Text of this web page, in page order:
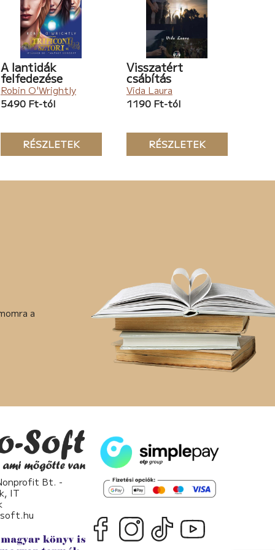
A lantidák
felfedezése
Robin O'Wrightly
5490 Ft-tól
RÉSZLETEK
Visszatért
csábítás
Vida Laura
1190 Ft-tól
RÉSZLETEK
a
Bt. -
IT